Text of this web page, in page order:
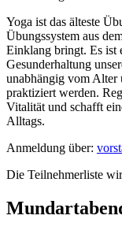
Yoga ist das älteste
Übungssystem aus
Einklang bringt. Es ist
Gesunderhaltung
unabhängig vom Alter
praktiziert werden.
Vitalität und schafft
Alltags.
Anmeldung über:
Die Teilnehmerliste